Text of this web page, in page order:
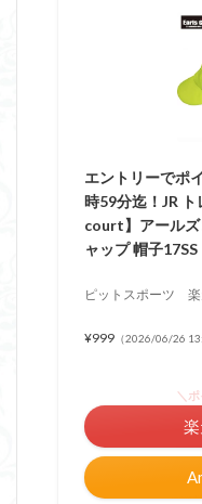
エントリーでポ
時59分迄！JR
court】アールズ
ャップ 帽子17SS
ピットスポーツ
¥999 （2026/06/26
＼